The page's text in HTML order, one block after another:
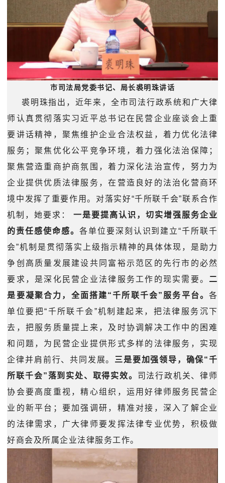
市司法局党委书记、局长裘明珠讲话
裘明珠指出，近年来，全市司法行政系统和广大律
师认真贯彻落实习近平总书记在民营企业座谈会上重
要讲话精神，聚焦维护企业合法权益，着力优化法律
服务；聚焦优化公平竞争环境，着力强化法治保障；
聚焦营造重商护商氛围，着力深化法治宣传，努力为
企业提供优质法律服务，在营造良好的法治化营商环
境中发挥了重要作用。对落实好“千所联千会”联系合作
机制，她要求：
一是要提高认识，切实增强服务企业
的责任感使命感。 各单位要深刻认识到建立“千所联千
会”机制是贯彻落实上级指示精神的具体体现，是助力
争创高质量发展建设共同富裕示范区的先行市的必然
要求，是深化民营企业法律服务工作的现实需要。 二
是要凝聚合力，全面搭建“千所联千会”服务平台。各
单位要把“千所联千会”机制建起来，把法律服务沉下
去，把服务质量提上来，及时协调解决工作中的困难
和问题，为民营企业提供形式多样的法律服务，实现
企律并肩前行、共同发展。 三是要加强领导，确保“千
所联千会”落到实处、取得实效。 司法行政机关、律师
协会要高度重视，精心组织，运用好律师服务民营企
业的新平台；要加强调研，精准对接，深入了解企业
的法律需求，广大律师要发挥法律专业优势，积极做
好商会及所属企业法律服务工作。